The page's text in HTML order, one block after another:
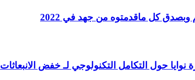
كل ماقدمتوه من جهد في 2022
نوايا حول التكامل التكنولوجي لـ خفض الانبعاثات